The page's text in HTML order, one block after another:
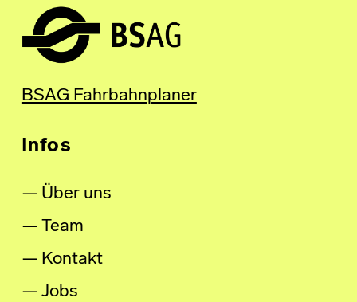
BSAG Fahrbahnplaner
Infos
Über uns
Team
Kontakt
Jobs